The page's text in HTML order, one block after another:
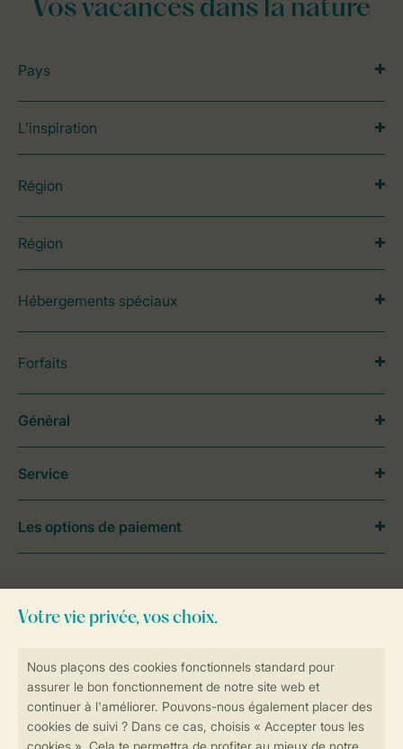
Vos vacances dans la nature
Pays
L’inspiration
Région
Région
Hébergements spéciaux
Forfaits
contactez notreContact Center.
Général
Service
Les options de paiement